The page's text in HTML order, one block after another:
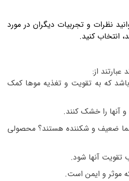
نظرات و تجربیات دیگران در مورد
انتخاب کنید.
از:
که به تقویت و تغذیه موها کمک
آنها را خشک کنند.
ضعیف و شکننده هستند؟ محصولی
تقویت آنها شود.
موثر و ایمن است.